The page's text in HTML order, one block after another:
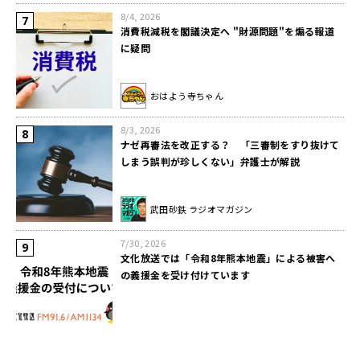
8/4, 2026
消費税減税を閣議決定へ "財源問題"を煽る報道
に疑問
おはよう寺ちゃん
8/3, 2026
ナゼ再審法を改正する？ 「三審制をすり抜けて
しまう誤判が珍しくない」弁護士が解説
武田砂鉄 ラジオマガジン
7/30, 2026
文化放送では「令和8年熊本地震」による被害へ
の義援金を受け付けています